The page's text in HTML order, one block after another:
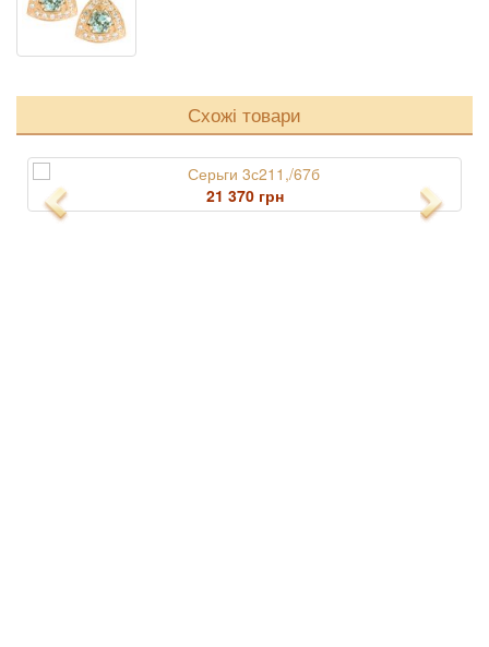
Схожі товари
Previous 21 370 грн Next